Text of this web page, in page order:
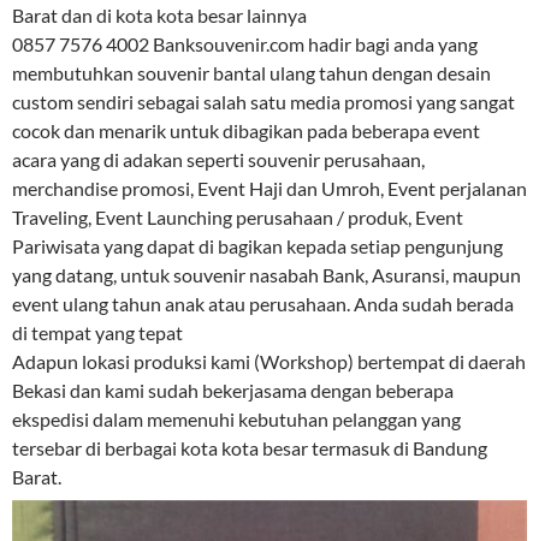
Barat dan di kota kota besar lainnya
0857 7576 4002 Banksouvenir.com hadir bagi anda yang
membutuhkan souvenir bantal ulang tahun dengan desain
custom sendiri sebagai salah satu media promosi yang sangat
cocok dan menarik untuk dibagikan pada beberapa event
acara yang di adakan seperti souvenir perusahaan,
merchandise promosi, Event Haji dan Umroh, Event perjalanan
Traveling, Event Launching perusahaan / produk, Event
Pariwisata yang dapat di bagikan kepada setiap pengunjung
yang datang, untuk souvenir nasabah Bank, Asuransi, maupun
event ulang tahun anak atau perusahaan. Anda sudah berada
di tempat yang tepat
Adapun lokasi produksi kami (Workshop) bertempat di daerah
Bekasi dan kami sudah bekerjasama dengan beberapa
ekspedisi dalam memenuhi kebutuhan pelanggan yang
tersebar di berbagai kota kota besar termasuk di Bandung
Barat.